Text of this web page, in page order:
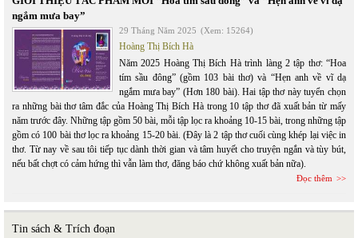
ngắm mưa bay”
29 Tháng Năm 2025 (Xem: 15264)
Hoàng Thị Bích Hà
Năm 2025 Hoàng Thị Bích Hà trình làng 2 tập thơ: “Hoa
tím sầu đông” (gồm 103 bài thơ) và “Hẹn anh về vĩ dạ
ngắm mưa bay” (Hơn 180 bài). Hai tập thơ này tuyển chọn
ra những bài thơ tâm đắc của Hoàng Thị Bích Hà trong 10 tập thơ đã xuất bản từ mấy
năm trước đây. Những tập gồm 50 bài, mỗi tập lọc ra khoảng 10-15 bài, trong những tập
gồm có 100 bài thơ lọc ra khoảng 15-20 bài. (Đây là 2 tập thơ cuối cùng khép lại việc in
thơ. Từ nay về sau tôi tiếp tục dành thời gian và tâm huyết cho truyện ngắn và tùy bút,
nếu bất chợt có cảm hứng thì vẫn làm thơ, đăng báo chứ không xuất bản nữa).
Đọc thêm
Tin sách & Trích đoạn